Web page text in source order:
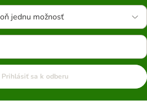
jednu možnosť
Prihlásiť sa k odberu